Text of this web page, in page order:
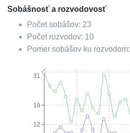
Sobášnosť a rozvodovosť
Počet sobášov: 23
Počet rozvodov: 10
Pomer sobášov ku rozvodom:
12
19
31